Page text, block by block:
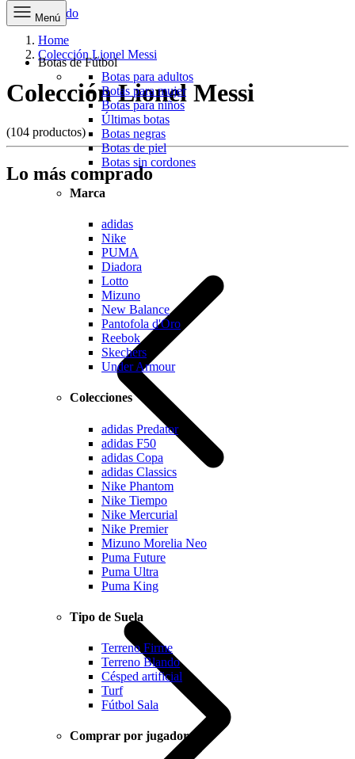
Ir al contenido
Menú
Botas de Fútbol
Botas para adultos
Botas para mujer
Botas para niños
Últimas botas
Botas negras
Botas de piel
Botas sin cordones
Marca
adidas
Nike
PUMA
Diadora
Lotto
Mizuno
New Balance
Pantofola d'Oro
Reebok
Skechers
Under Armour
Colecciones
adidas Predator
adidas F50
adidas Copa
adidas Classics
Nike Phantom
Nike Tiempo
Nike Mercurial
Nike Premier
Mizuno Morelia Neo
Puma Future
Puma Ultra
Puma King
Tipo de Suela
Terreno Firme
Terreno Blando
Césped artificial
Turf
Fútbol Sala
Comprar por jugador
Home
Colección Lionel Messi
Colección Lionel Messi
(104 productos)
Lo más comprado